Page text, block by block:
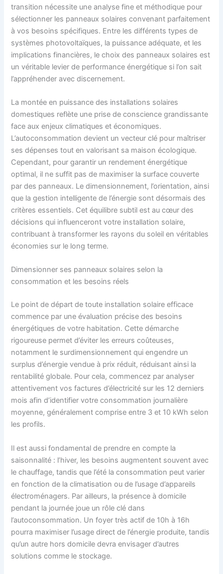
transition nécessite une analyse fine et méthodique pour
sélectionner les panneaux solaires convenant parfaitement
à vos besoins spécifiques. Entre les différents types de
systèmes photovoltaïques, la puissance adéquate, et les
implications financières, le choix des panneaux solaires est
un véritable levier de performance énergétique si l’on sait
l’appréhender avec discernement.
La montée en puissance des installations solaires
domestiques reflète une prise de conscience grandissante
face aux enjeux climatiques et économiques.
L’autoconsommation devient un vecteur clé pour maîtriser
ses dépenses tout en valorisant sa maison écologique.
Cependant, pour garantir un rendement énergétique
optimal, il ne suffit pas de maximiser la surface couverte
par des panneaux. Le dimensionnement, l’orientation, ainsi
que la gestion intelligente de l’énergie sont désormais des
critères essentiels. Cet équilibre subtil est au cœur des
décisions qui influenceront votre installation solaire,
contribuant à transformer les rayons du soleil en véritables
économies sur le long terme.
Dimensionner ses panneaux solaires selon la
consommation et les besoins réels
Le point de départ de toute installation solaire efficace
commence par une évaluation précise des besoins
énergétiques de votre habitation. Cette démarche
rigoureuse permet d’éviter les erreurs coûteuses,
notamment le surdimensionnement qui engendre un
surplus d’énergie vendue à prix réduit, réduisant ainsi la
rentabilité globale. Pour cela, commencez par analyser
attentivement vos factures d’électricité sur les 12 derniers
mois afin d’identifier votre consommation journalière
moyenne, généralement comprise entre 3 et 10 kWh selon
les profils.
Il est aussi fondamental de prendre en compte la
saisonnalité : l’hiver, les besoins augmentent souvent avec
le chauffage, tandis que l’été la consommation peut varier
en fonction de la climatisation ou de l’usage d’appareils
électroménagers. Par ailleurs, la présence à domicile
pendant la journée joue un rôle clé dans
l’autoconsommation. Un foyer très actif de 10h à 16h
pourra maximiser l’usage direct de l’énergie produite, tandis
qu’un autre hors domicile devra envisager d’autres
solutions comme le stockage.